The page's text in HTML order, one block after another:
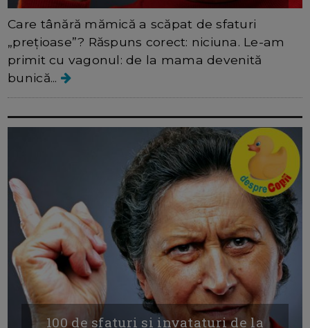
Care tânără mămică a scăpat de sfaturi
„prețioase”? Răspuns corect: niciuna. Le-am
primit cu vagonul: de la mama devenită
bunică...
100 de sfaturi si invataturi de la